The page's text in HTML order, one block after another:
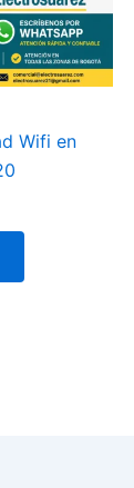
Wifi en